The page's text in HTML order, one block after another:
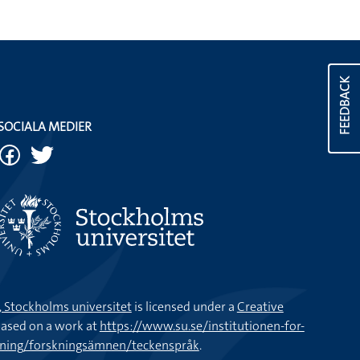
FEEDBACK
MEDIER
universitetis licensed under aCreative
on a work athttps://www.su.se/institutionen-for-
forskningsämnen/teckenspråk.